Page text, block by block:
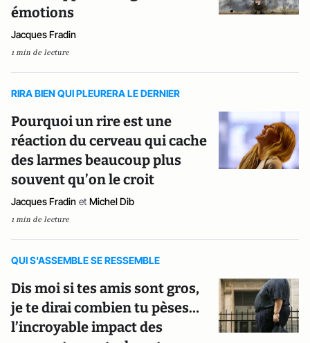
émotions
Jacques Fradin
1 min de lecture
RIRA BIEN QUI PLEURERA LE DERNIER
Pourquoi un rire est une
réaction du cerveau qui cache
des larmes beaucoup plus
souvent qu’on le croit
Jacques Fradin et Michel Dib
1 min de lecture
QUI S'ASSEMBLE SE RESSEMBLE
Dis moi si tes amis sont gros,
je te dirai combien tu pèses…
l’incroyable impact des